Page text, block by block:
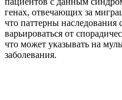
генах, отвечающих за
что паттерны
варьироваться от
что может указывать на
заболевания.